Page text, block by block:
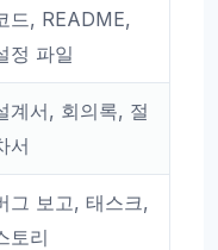
드, README,
정 파일
계서, 회의록, 절
서
그 보고, 태스크,
토리